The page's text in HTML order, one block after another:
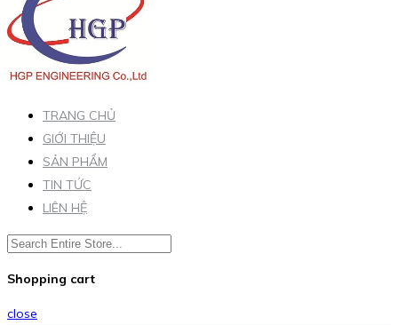
TRANG CHỦ
GIỚI THIỆU
SẢN PHẨM
TIN TỨC
LIÊN HỆ
Shopping cart
close